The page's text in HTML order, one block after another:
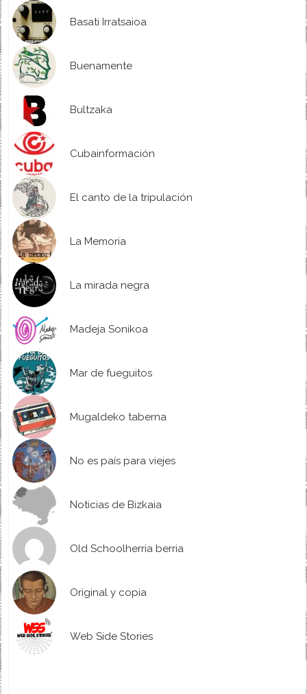
Basati Irratsaioa
Buenamente
Bultzaka
Cubainformación
El canto de la tripulación
La Memoria
La mirada negra
Madeja Sonikoa
Mar de fueguitos
Mugaldeko taberna
No es país para viejes
Noticias de Bizkaia
Old Schoolherria berria
Original y copia
Web Side Stories